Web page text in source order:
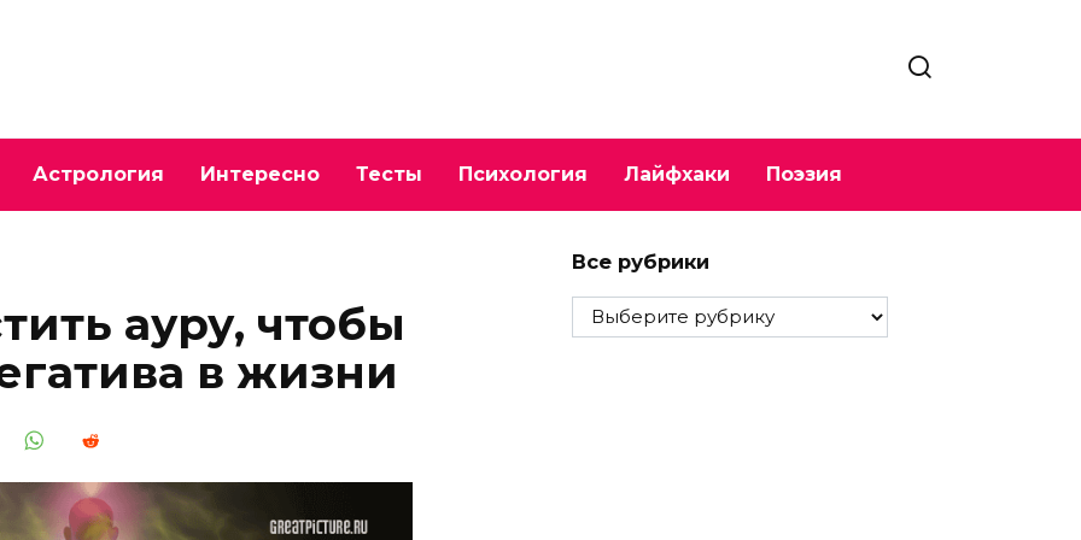
Астрология Интересно Тесты Психология Лайфхаки Поэзия
ауру, чтобы
в жизни
Все рубрики
Все
рубрики